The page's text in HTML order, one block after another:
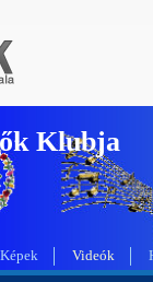
Klubja
Képek Videók